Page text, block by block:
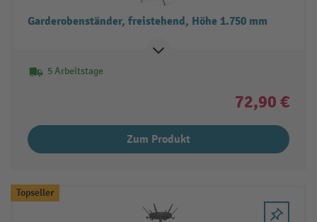
Garderobenständer, freistehend, Höhe 1.750 mm
5 Arbeitstage
72,90 €
Zum Produkt
Topseller